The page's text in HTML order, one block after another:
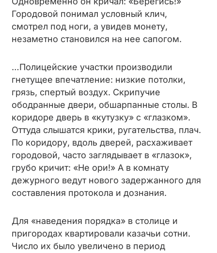
Городовой понимал условный клич,
смотрел под ноги, а увидев монету,
незаметно становился на нее сапогом.
…Полицейские участки производили
гнетущее впечатление: низкие потолки,
грязь, спертый воздух. Скрипучие
ободранные двери, обшарпанные столы. В
коридоре дверь в «кутузку» с «глазком».
Оттуда слышатся крики, ругательства, плач.
По коридору, вдоль дверей, расхаживает
городовой, часто заглядывает в «глазок»,
грубо кричит: «Не ори!» А в комнату
дежурного ведут нового задержанного для
составления протокола и дознания.
Для «наведения порядка» в столице и
пригородах квартировали казачьи сотни.
Число их было увеличено в период